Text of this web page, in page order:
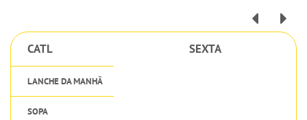
CATL SEXTA
LANCHE DA MANHÃ
SOPA